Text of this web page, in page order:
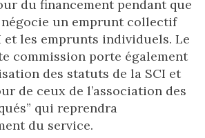
du financement pendant que
un emprunt collectif
et les emprunts individuels. Le
commission porte également
des statuts de la SCI et
de ceux de l’association des
qui reprendra
du service.